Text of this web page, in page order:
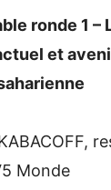
ronde 1 –
et
Monde